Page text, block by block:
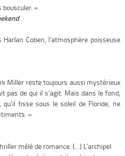
»
Coben, l’atmosphère poisseuse
Miller reste toujours aussi mystérieux
pas de qui il s’agit. Mais dans le fond,
tisse sous le soleil de Floride, ne
»
mêlé de romance. (…) L’archipel